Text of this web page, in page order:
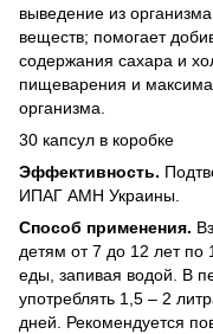
выведение из
веществ; помогает
содержания сахара и
пищеварения и
организма.
30 капсул в коробке
Эффективность.
ИПАГ АМН Украины.
Способ применения.
детям от 7 до 12 лет по
еды, запивая водой. В
употреблять 1,5 – 2
дней. Рекомендуется